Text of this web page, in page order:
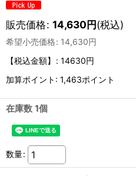
販売価格: 14,630円(税込)
希望小売価格: 14,630円
【税込金額】
: 14630円
加算ポイント: 1,463ポイント
在庫数 1個
数量: